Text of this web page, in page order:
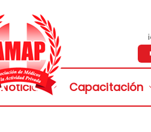
Personeria Gremial Nº 1721
Noticias Capacitación